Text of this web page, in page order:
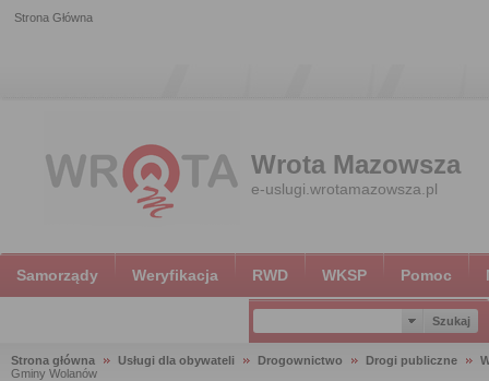
Strona Główna
Wrota Mazowsza
e-uslugi.wrotamazowsza.pl
Samorządy Weryfikacja RWD WKSP Pomoc
Strona główna Usługi dla obywateli Drogownictwo Drogi publiczne
Gminy Wolanów